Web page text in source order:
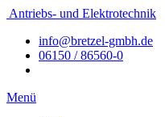
Antriebs- und Elektrotechnik
info@bretzel-gmbh.de
06150 / 86560-0
Menü